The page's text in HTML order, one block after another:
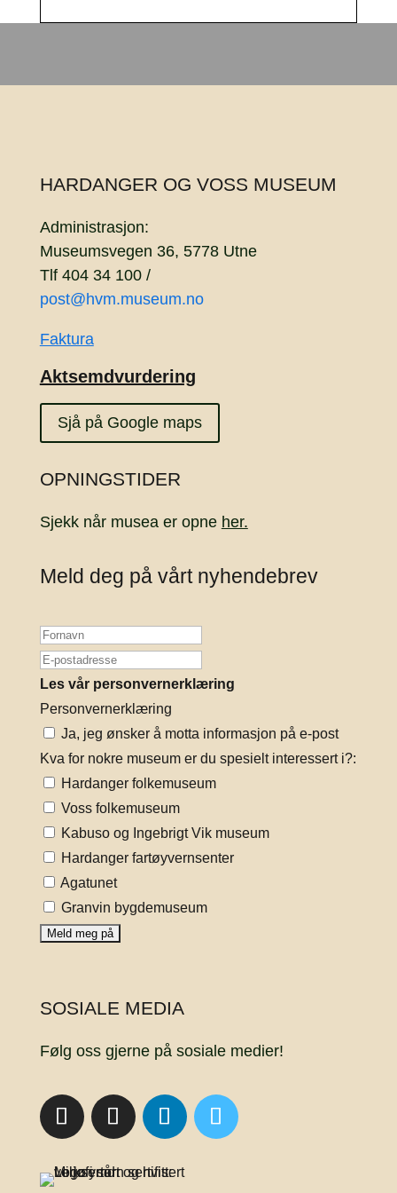
HARDANGER OG VOSS MUSEUM
Administrasjon:
Museumsvegen 36, 5778 Utne
Tlf 404 34 100 /
post@hvm.museum.no
Faktura
Aktsemdvurdering
Sjå på Google maps
OPNINGSTIDER
Sjekk når musea er opne her.
Meld deg på vårt nyhendebrev
Les vår personvernerklæring
Personvernerklæring
Ja, jeg ønsker å motta informasjon på e-post
Kva for nokre museum er du spesielt interessert i?:
Hardanger folkemuseum
Voss folkemuseum
Kabuso og Ingebrigt Vik museum
Hardanger fartøyvernsenter
Agatunet
Granvin bygdemuseum
SOSIALE MEDIA
Følg oss gjerne på sosiale medier!